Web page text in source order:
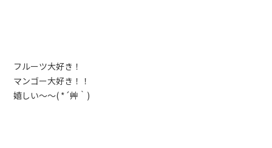
フルーツ大好き！
マンゴー大好き！！
嬉しい～～( *´艸｀)